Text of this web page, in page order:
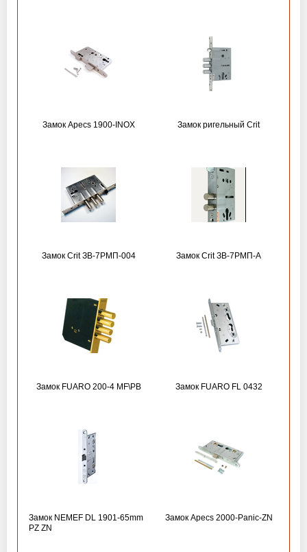
Замок Apecs 1900-INOX Замок ригельный Crit
Замок Crit ЗВ-7РМП-004 Замок Crit ЗВ-7РМП-А
Замок FUARO 200-4 MF\РВ Замок FUARO FL 0432
Замок NEMEF DL 1901-65mm
PZ ZN
Замок Apecs 2000-Panic-ZN